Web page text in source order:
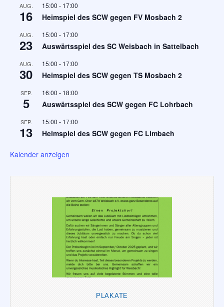
AUG.
16
15:00 - 17:00
Heimspiel des SCW gegen FV Mosbach 2
AUG.
23
15:00 - 17:00
Auswärtsspiel des SC Weisbach in Sattelbach
AUG.
30
15:00 - 17:00
Heimspiel des SCW gegen TS Mosbach 2
SEP.
5
16:00 - 18:00
Auswärtsspiel des SCW gegen FC Lohrbach
SEP.
13
15:00 - 17:00
Heimspiel des SCW gegen FC Limbach
Kalender anzeigen
PLAKATE